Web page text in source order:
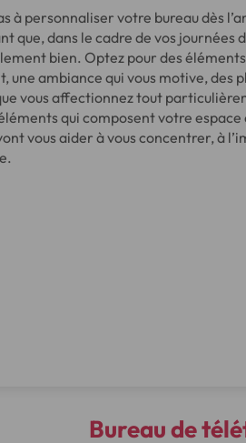
à personnaliser votre bureau dès
que, dans le cadre de vos journées
bien. Optez pour des
une ambiance qui vous motive, des
vous affectionnez tout
qui composent votre espace
vous aider à vous concentrer, à
Bureau de